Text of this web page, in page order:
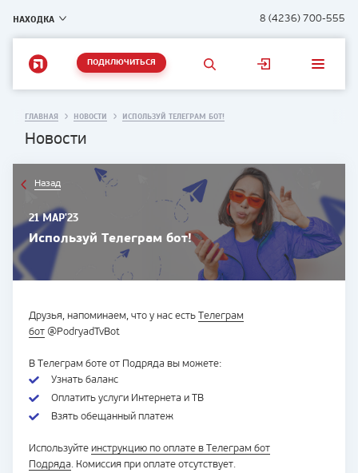
НАХОДКА 8 (4236) 700-555
ПОДКЛЮЧИТЬСЯ
ГЛАВНАЯ НОВОСТИ ИСПОЛЬЗУЙ ТЕЛЕГРАМ БОТ!
Новости
Назад
21 МАР'23
Используй Телеграм бот!
Друзья, напоминаем, что у нас есть Телеграм
бот@PodryadTvBot
В Телеграм боте от Подряда вы можете:
Узнать баланс
Оплатить услуги Интернета и ТВ
Взять обещанный платеж
Используйте инструкцию по оплате в Телеграм бот
Подряда. Комиссия при оплате отсутствует.